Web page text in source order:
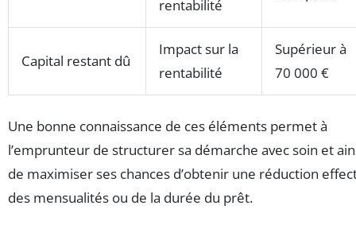
rentabilité
Capital restant dû
Impact sur la
rentabilité
Supérieur à
70 000 €
Une bonne connaissance de ces éléments permet à
l’emprunteur de structurer sa démarche avec soin et
de maximiser ses chances d’obtenir une réduction
des mensualités ou de la durée du prêt.